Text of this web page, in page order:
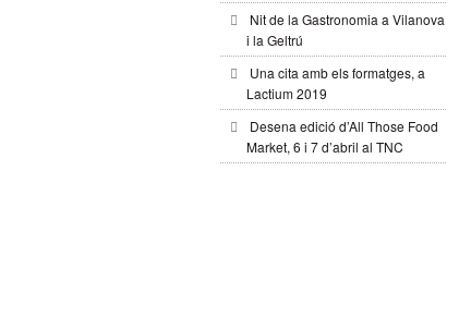
Nit de la Gastronomia a Vilanova
i la Geltrú
Una cita amb els formatges, a
Lactium 2019
Desena edició d’All Those Food
Market, 6 i 7 d’abril al TNC